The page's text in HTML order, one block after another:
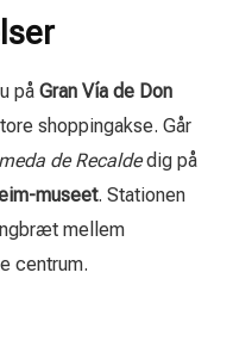
på Gran Vía de Don
shoppingakse. Går
de Recaldedig på
museet. Stationen
mellem
centrum.